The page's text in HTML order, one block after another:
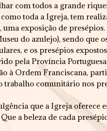
com todos a grande
toda a Igreja, tem
exposição de
do azulejo), sendo que
e os presépios
pela Província
à Ordem Franciscana,
comunitário nos
que a Igreja oferece
a beleza de cada